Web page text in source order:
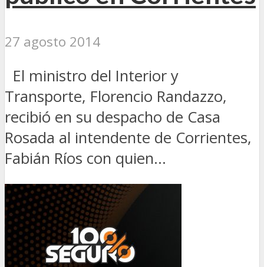
27 agosto 2014
El ministro del Interior y
Transporte, Florencio Randazzo,
recibió en su despacho de Casa
Rosada al intendente de Corrientes,
Fabián Ríos con quien...